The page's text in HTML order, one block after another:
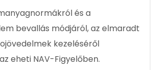
és a
bevallás módjáról, az elmaradt
kezeléséről
eheti NAV-Figyelőben.